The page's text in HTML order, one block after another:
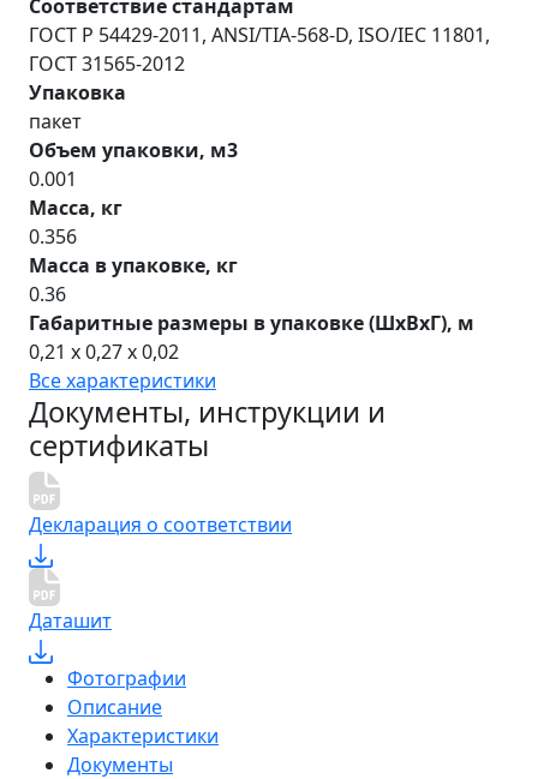
Соответствие стандартам
ГОСТ Р 54429-2011, ANSI/TIA-568-D, ISO/IEC 11801,
ГОСТ 31565-2012
Упаковка
пакет
Объем упаковки, м3
0.001
Масса, кг
0.356
Масса в упаковке, кг
0.36
Габаритные размеры в упаковке (ШхВхГ), м
0,21 x 0,27 x 0,02
Все характеристики
Документы, инструкции и
сертификаты
Декларация о соответствии
Даташит
Фотографии
Описание
Характеристики
Документы